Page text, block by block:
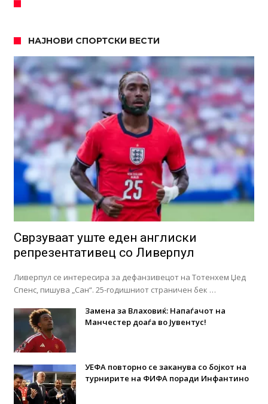
НАЈНОВИ СПОРТСКИ ВЕСТИ
Сврзуваат уште еден англиски
репрезентативец со Ливерпул
Ливерпул се интересира за дефанзивецот на Тотенхем Џед
Спенс, пишува „Сан“. 25-годишниот страничен бек …
Замена за Влаховиќ: Напаѓачот на
Манчестер доаѓа во Јувентус!
УЕФА повторно се заканува со бојкот на
турнирите на ФИФА поради Инфантино